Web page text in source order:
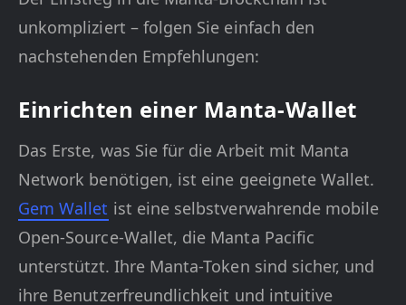
unkompliziert – folgen Sie einfach den
nachstehenden Empfehlungen:
Einrichten einer Manta-Wallet
Das Erste, was Sie für die Arbeit mit Manta
Network benötigen, ist eine geeignete Wallet.
Gem Wallet ist eine selbstverwahrende mobile
Open-Source-Wallet, die Manta Pacific
unterstützt. Ihre Manta-Token sind sicher, und
ihre Benutzerfreundlichkeit und intuitive